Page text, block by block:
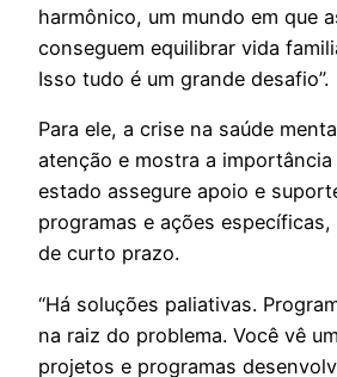
harmônico, um mundo em que
conseguem equilibrar vida
Isso tudo é um grande desafio”.
Para ele, a crise na saúde
atenção e mostra a
estado assegure apoio e
programas e ações específicas,
de curto prazo.
“Há soluções paliativas.
na raiz do problema. Você vê
projetos e programas